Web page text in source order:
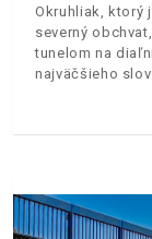
Okruhliak, ktorý
severný
tunelom na
najväčšieho